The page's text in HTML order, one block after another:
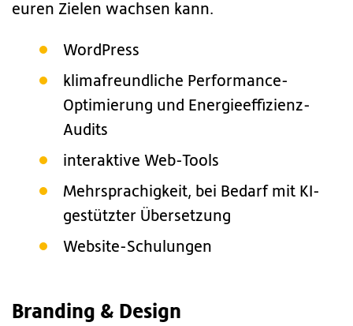
euren Zielen wachsen kann.
WordPress
klimafreundliche Performance-
Optimierung und Energieeffizienz-
Audits
interaktive Web-Tools
Mehrsprachigkeit, bei Bedarf mit KI-
gestützter Übersetzung
Website-Schulungen
Branding & Design